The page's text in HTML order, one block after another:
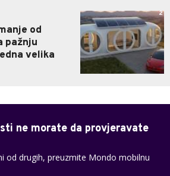
od
pažnju
velika
2
ne morate da provjeravate
od drugih, preuzmite Mondo mobilnu